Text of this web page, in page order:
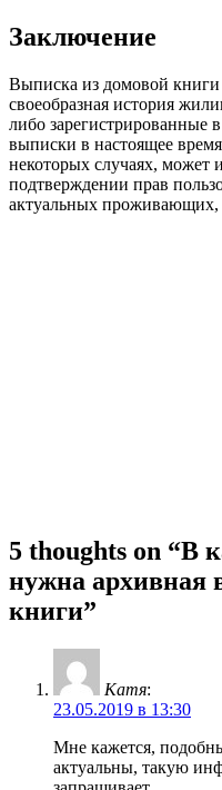
Заключение
Выписка из домовой книги
своеобразная история
либо зарегистрированные
выписки в настоящее время
некоторых случаях, может
подтверждении прав
актуальных проживающих,
5 thoughts on “В
нужна архивная
книги”
Катя:
23.05.2019 в 13:30
Мне кажется,
актуальны, такую